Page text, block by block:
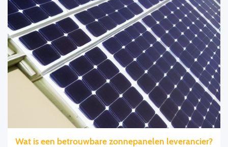
Wat is een betrouwbare zonnepanelen leverancier?